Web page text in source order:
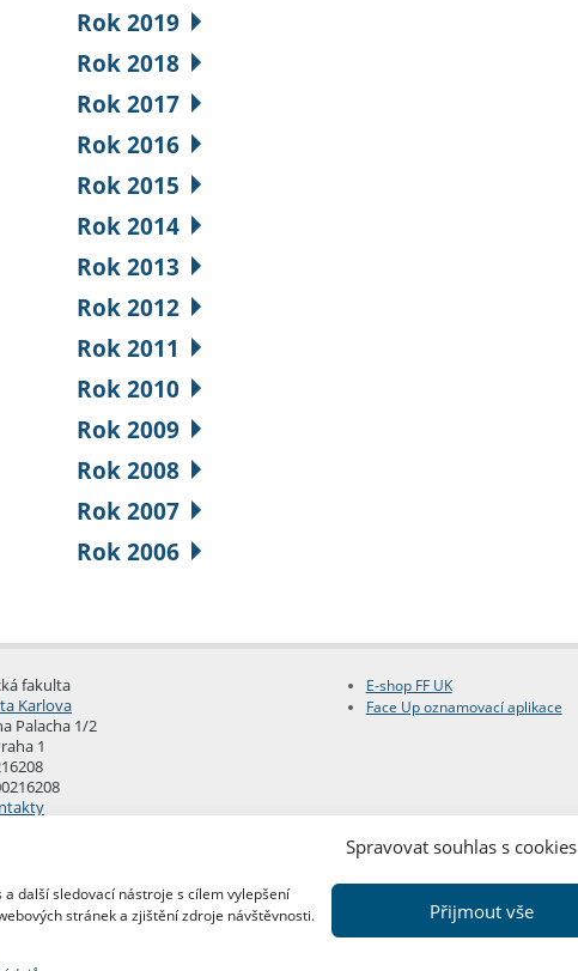
Spravovat souhlas s cookies
další sledovací nástroje s cílem vylepšení
stránek a zjištění zdroje návštěvnosti.
Přijmout vše
Rok 2019
Rok 2018
Rok 2017
Rok 2016
Rok 2015
Rok 2014
Rok 2013
Rok 2012
Rok 2011
Rok 2010
Rok 2009
Rok 2008
Rok 2007
Rok 2006
fakulta
Karlova
Palacha 1/2
1
E-shop FF UK
Face Up oznamovací aplikace